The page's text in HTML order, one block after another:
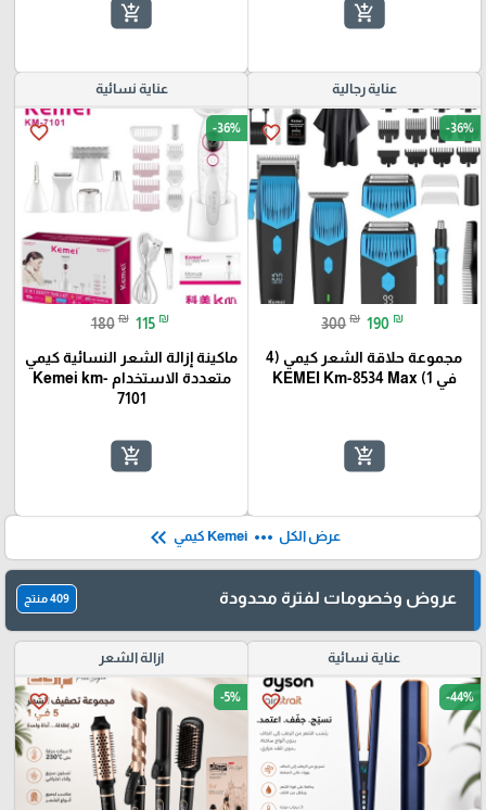
add_shopping_cart
add_shopping_cart
عناية رجالية
favorite_border -36%
300 ₪ 190 ₪
مجموعة حلاقة الشعر كيمي (4
في 1) KEMEI Km-8534 Max
add_shopping_cart
عناية نسائية
favorite_border -36%
180 ₪ 115 ₪
ماكينة إزالة الشعر النسائية كيمي
متعددة الاستخدام Kemei km-
7101
add_shopping_cart
عرض الكل more_horiz
keyboard_double_arrow_left
عروض وخصومات لفترة محدودة 409 منتج
عناية نسائية
favorite_border -44%
ازالة الشعر
favorite_border -5%